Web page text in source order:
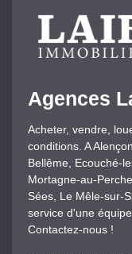
Agences
Acheter, vendre,
conditions. A
Bellême, Ecouché-
Mortagne-au-
Sées, Le Mêle-sur-
service d'une
Contactez-nous !